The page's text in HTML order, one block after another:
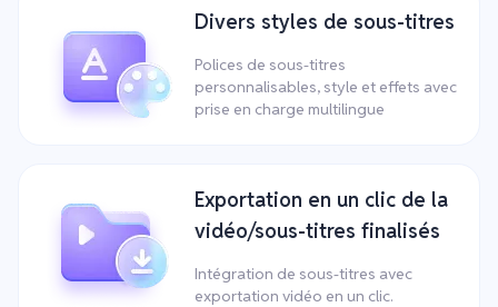
Divers styles de sous-titres
Polices de sous-titres
personnalisables, style et effets avec
prise en charge multilingue
Exportation en un clic de la
vidéo/sous-titres finalisés
Intégration de sous-titres avec
exportation vidéo en un clic.